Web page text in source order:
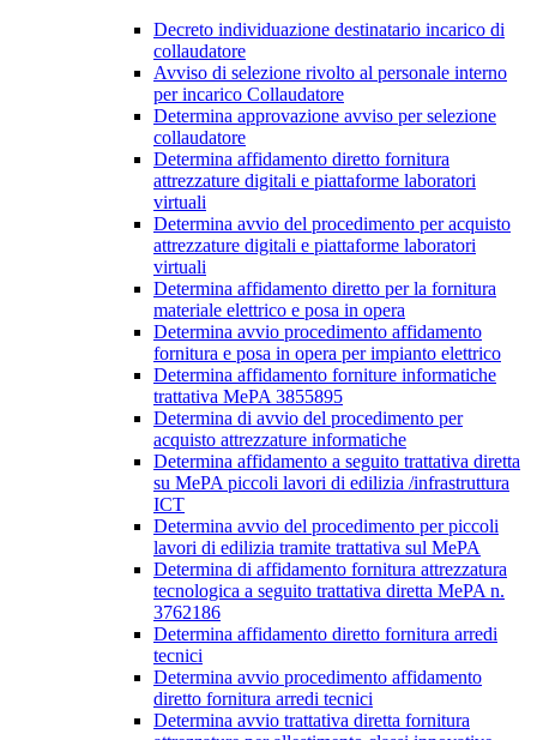
Decreto individuazione destinatario incarico di
collaudatore
Avviso di selezione rivolto al personale interno
per incarico Collaudatore
Determina approvazione avviso per selezione
collaudatore
Determina affidamento diretto fornitura
attrezzature digitali e piattaforme laboratori
virtuali
Determina avvio del procedimento per acquisto
attrezzature digitali e piattaforme laboratori
virtuali
Determina affidamento diretto per la fornitura
materiale elettrico e posa in opera
Determina avvio procedimento affidamento
fornitura e posa in opera per impianto elettrico
Determina affidamento forniture informatiche
trattativa MePA 3855895
Determina di avvio del procedimento per
acquisto attrezzature informatiche
Determina affidamento a seguito trattativa diretta
su MePA piccoli lavori di edilizia /infrastruttura
ICT
Determina avvio del procedimento per piccoli
lavori di edilizia tramite trattativa sul MePA
Determina di affidamento fornitura attrezzatura
tecnologica a seguito trattativa diretta MePA n.
3762186
Determina affidamento diretto fornitura arredi
tecnici
Determina avvio procedimento affidamento
diretto fornitura arredi tecnici
Determina avvio trattativa diretta fornitura